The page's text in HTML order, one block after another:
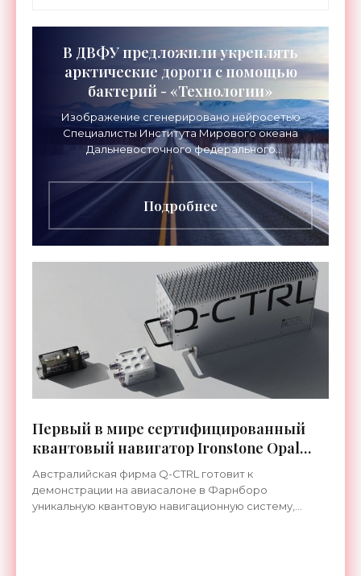
В ДВФУ предложили укреплять
арктические дороги с помощью
бактерий - «Технологии»
Изображение сгенерировано нейросетью
Специалисты Института Мирового океана
Дальневосточного федерального
университета (ДВФУ) предложили
перспективный способ упрочнения грунтов,
который
Подробнее
Первый в мире сертифицированный
квантовый навигатор Ironstone Opal
работает без спутников GPS -
«Технологии»
Австралийская фирма Q-CTRL готовит к
демонстрации на авиасалоне в Фарнборо
уникальную квантовую навигационную систему,